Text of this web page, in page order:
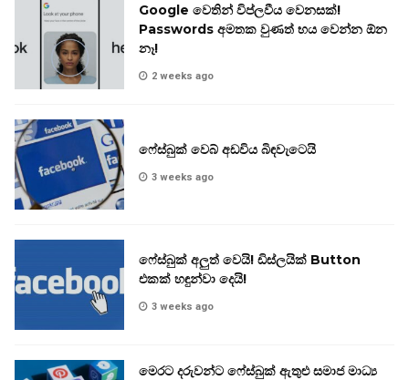
Google වෙතින් විප්ලවීය වෙනසක්!
Passwords අමතක වුණත් භය වෙන්න ඕන
නෑ!
2 weeks ago
ෆේස්බුක් වෙබ් අඩවිය බිඳවැටෙයි
3 weeks ago
ෆේස්බුක් අලුත් වෙයි! ඩිස්ලයික් Button
එකක් හඳුන්වා දෙයි!
3 weeks ago
මෙරට දරුවන්ට ෆේස්බුක් ඇතුළු සමාජ මාධ්‍ය